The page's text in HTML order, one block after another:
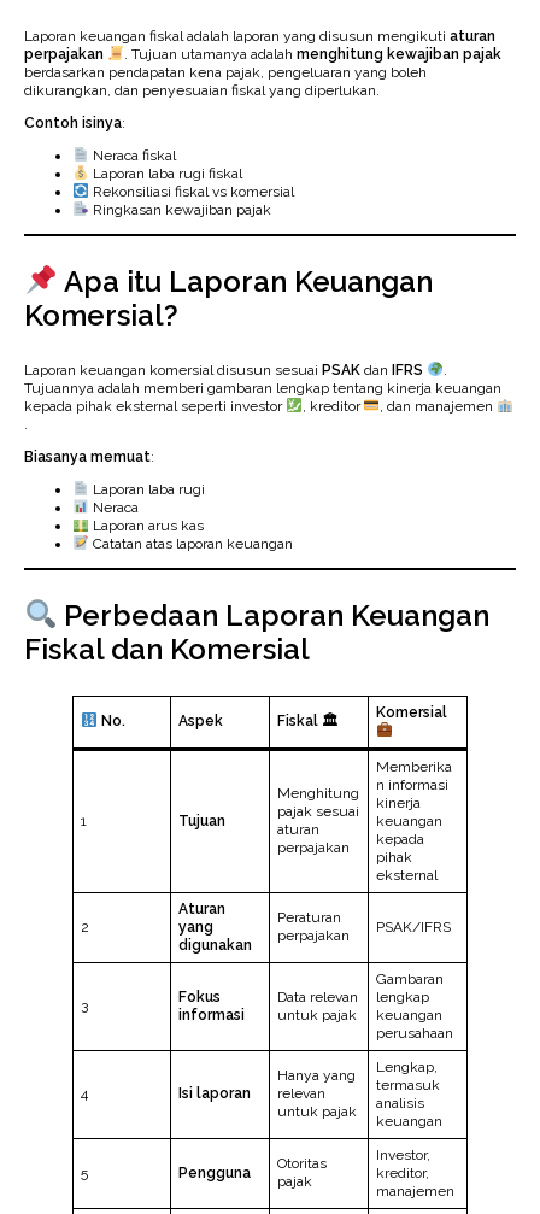
Laporan keuangan fiskal adalah laporan yang disusun mengikuti aturan
perpajakan
. Tujuan utamanya adalah menghitung kewajiban pajak
berdasarkan pendapatan kena pajak, pengeluaran yang boleh
dikurangkan, dan penyesuaian fiskal yang diperlukan.
Contoh isinya:
Neraca fiskal
Laporan laba rugi fiskal
Rekonsiliasi fiskal vs komersial
Ringkasan kewajiban pajak
Apa itu Laporan Keuangan
Komersial?
Laporan keuangan komersial disusun sesuai PSAK dan IFRS
Tujuannya adalah memberi gambaran lengkap tentang kinerja keuangan
kepada pihak eksternal seperti investor
, kreditor
, dan manajemen
Biasanya memuat:
Laporan laba rugi
Neraca
Laporan arus kas
Catatan atas laporan keuangan
Perbedaan Laporan Keuangan
Fiskal dan Komersial
No. Aspek Fiskal 🏛 Komersial
1 Tujuan
Menghitung
pajak sesuai
aturan
perpajakan
Memberika
n informasi
kinerja
keuangan
kepada
pihak
eksternal
2
Aturan
yang
digunakan
Peraturan
perpajakan
PSAK/IFRS
3
Fokus
informasi
Data relevan
untuk pajak
Gambaran
lengkap
keuangan
perusahaan
4 Isi laporan
Hanya yang
relevan
untuk pajak
Lengkap,
termasuk
analisis
keuangan
5 Pengguna
Otoritas
pajak
Investor,
kreditor,
manajemen